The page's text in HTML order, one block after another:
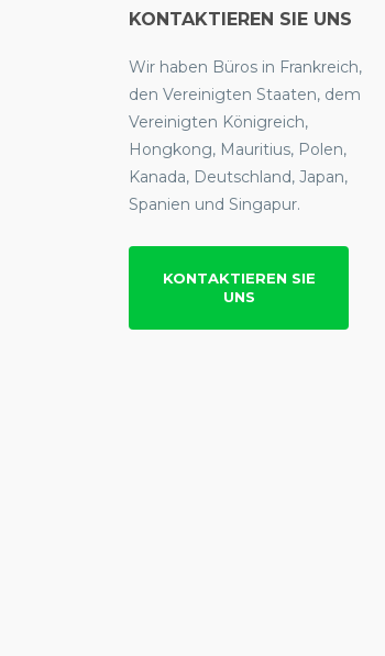
KONTAKTIEREN SIE UNS
Wir haben Büros in Frankreich,
den Vereinigten Staaten, dem
Vereinigten Königreich,
Hongkong, Mauritius, Polen,
Kanada, Deutschland, Japan,
Spanien und Singapur.
KONTAKTIEREN SIE
UNS